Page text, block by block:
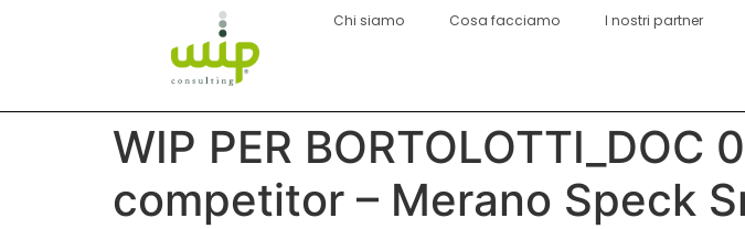
Chi siamo Cosa facciamo I nostri partner
WIP PER BORTOLOTTI_DOC
competitor – Merano Speck